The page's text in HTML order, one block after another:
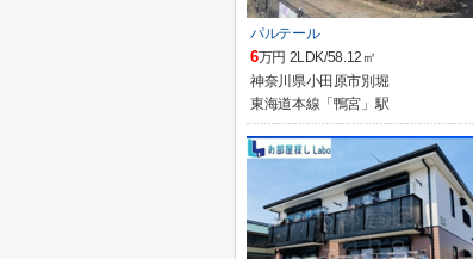
パルテール
6万円 2LDK/58.12㎡
神奈川県小田原市別堀
東海道本線「鴨宮」駅